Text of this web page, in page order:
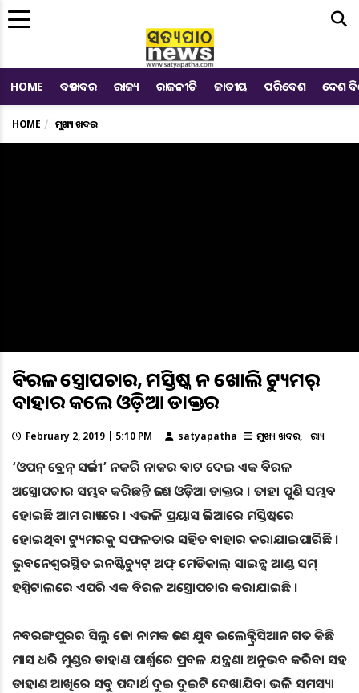
HOME ବଡ ଖବର ରାଜ୍ୟ ରାଜନୀତି ଜାତୀୟ ପରିବେଶ ଦେଶ
HOME ମୁଖ୍ୟ ଖବର
ବିରଳ ଅସ୍ତ୍ରୋପଚାର, ମସ୍ତିଷ୍କ ନ ଖୋଲି ଟ୍ୟୁମର୍
ବାହାର କଲେ ଓଡ଼ିଆ ଡାକ୍ତର
February 2, 2019 | 5:10 PM satyapatha ମୁଖ୍ୟ ଖବର ରାଜ୍ୟ
‘ଓପନ୍‌ ବ୍ରେନ୍‌ ସର୍ଜରୀ’ ନକରି ନାକର ବାଟ ଦେଇ ଏକ ବିରଳ
ଅସ୍ତ୍ରୋପଚାର ସମ୍ଭବ କରିଛନ୍ତି ଜଣେ ଓଡ଼ିଆ ଡାକ୍ତର । ତାହା ପୁଣି ସମ୍ଭବ
ହୋଇଛି ଆମ ରାଜ୍ୟରେ । ଏଭଳି ପ୍ରୟାସ ଜରିଆରେ ମସ୍ତିଷ୍କରେ
ହୋଇଥିବା ଟ୍ୟୁମରକୁ ସଫଳତାର ସହିତ ବାହାର କରାଯାଇପାରିଛି ।
ଭୁବନେଶ୍ୱରସ୍ଥିତ ଇନଷ୍ଟିଚ୍ୟୁଟ୍ ଅଫ୍ ମେଡିକାଲ୍ ସାଇନ୍ସ ଆଣ୍ଡ ସମ୍
ହସ୍ପିଟାଲରେ ଏପରି ଏକ ବିରଳ ଅସ୍ତ୍ରୋପଚାର କରାଯାଇଛି ।
ନବରଙ୍ଗପୁରର ସିଲୁ ଜେନା ନାମକ ଜଣେ ଯୁବ ଇଲେକ୍ଟ୍ରିସିଆନ ଗତ କିଛି
ମାସ ଧରି ମୁଣ୍ଡର ଡାହାଣ ପାର୍ଶ୍ଵରେ ପ୍ରବଳ ଯନ୍ତ୍ରଣା ଅନୁଭବ କରିବା ସହ
ଡାହାଣ ଆଖିରେ ସବୁ ପଦାର୍ଥ ଦୁଇ ଦୁଇଟି ଦେଖାଯିବା ଭଳି ସମସ୍ୟା